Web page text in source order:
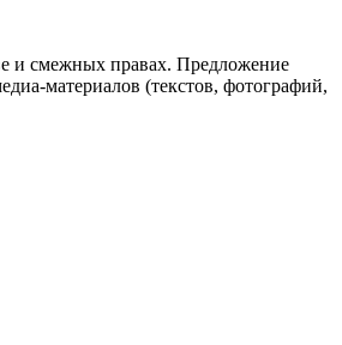
и смежных правах. Предложение
материалов (текстов, фотографий,